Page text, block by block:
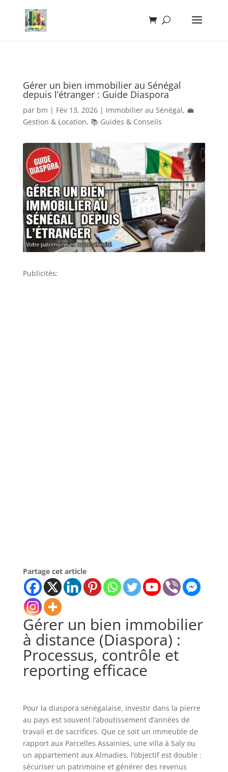
Gérer un bien immobilier au Sénégal
depuis l’étranger : Guide Diaspora
par bm | Fév 13, 2026| Immobilier au Sénégal, 💼
Gestion & Location, 📚 Guides & Conseils
Publicités:
Partage cet article
Gérer un bien immobilier
à distance (Diaspora) :
Processus, contrôle et
reporting efficace
Pour la diaspora sénégalaise, investir dans la pierre
au pays est souvent l’aboutissement d’années de
travail et de sacrifices. Que ce soit un immeuble de
rapport aux Parcelles Assainies, une villa à Saly ou
un appartement aux Almadies, l’objectif est double :
sécuriser un patrimoine et générer des revenus